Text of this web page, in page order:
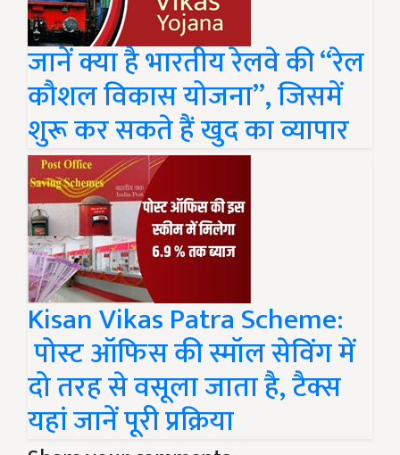
जानें क्या है भारतीय रेलवे की “रेल
कौशल विकास योजना”, जिसमें
शुरू कर सकते हैं खुद का व्यापार
Kisan Vikas Patra Scheme:
पोस्ट ऑफिस की स्मॉल सेविंग में
दो तरह से वसूला जाता है, टैक्स
यहां जानें पूरी प्रक्रिया